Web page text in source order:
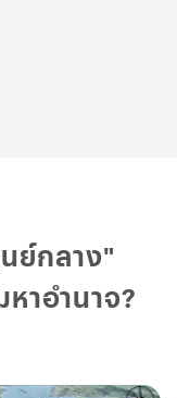
ย์กลาง"
าอำนาจ?